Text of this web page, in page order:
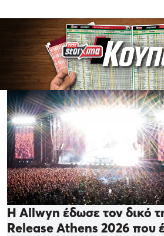
Η Allwyn έδωσε τον δικό
Release Athens 2026 που